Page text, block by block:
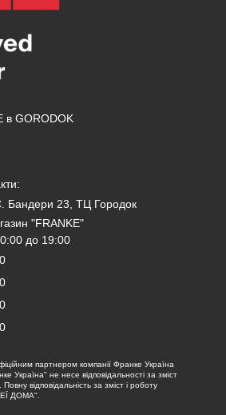
GORODOK
Бандери 23, ТЦ Городок
"FRANKE"
до 19:00
партнером компанії Франке Україна
Україна" не несе відповідальності за зміст
відповідальність за зміст і роботу
ДОМА".